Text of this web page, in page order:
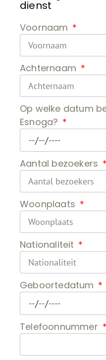
dienst
Voornaam
Achternaam
Op welke datum
Esnoga?
Aantal bezoekers
Woonplaats
Nationaliteit
Geboortedatum
Telefoonnummer